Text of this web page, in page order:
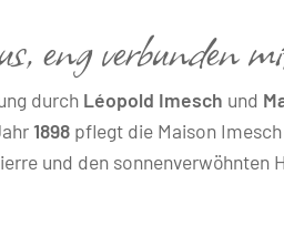
eng verbunden
durch Léopold Imesch und
1898 pflegt die Maison
und den sonnenverwöhnten